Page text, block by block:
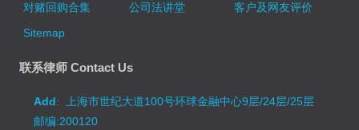
对赌回购合集
公司法讲堂
客户及网友评价
Sitemap
联系律师 Contact Us
Add: 上海市世纪大道100号环球金融中心9层/24层/25层
邮编:200120